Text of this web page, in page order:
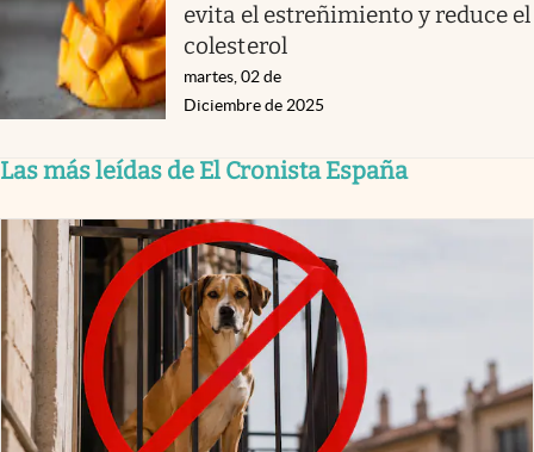
evita el estreñimiento y reduce el
colesterol
martes, 02 de
Diciembre de 2025
Las más leídas de El Cronista España